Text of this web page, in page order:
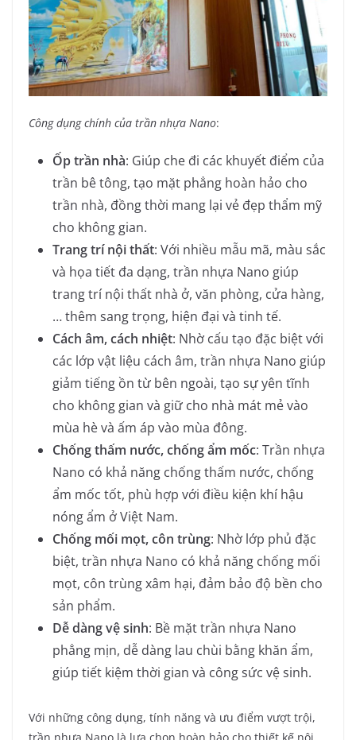
Công dụng chính của trần nhựa Nano:
Ốp trần nhà: Giúp che đi các khuyết điểm của
trần bê tông, tạo mặt phẳng hoàn hảo cho
trần nhà, đồng thời mang lại vẻ đẹp thẩm mỹ
cho không gian.
Trang trí nội thất: Với nhiều mẫu mã, màu sắc
và họa tiết đa dạng, trần nhựa Nano giúp
trang trí nội thất nhà ở, văn phòng, cửa hàng,
… thêm sang trọng, hiện đại và tinh tế.
Cách âm, cách nhiệt: Nhờ cấu tạo đặc biệt với
các lớp vật liệu cách âm, trần nhựa Nano giúp
giảm tiếng ồn từ bên ngoài, tạo sự yên tĩnh
cho không gian và giữ cho nhà mát mẻ vào
mùa hè và ấm áp vào mùa đông.
Chống thấm nước, chống ẩm mốc: Trần nhựa
Nano có khả năng chống thấm nước, chống
ẩm mốc tốt, phù hợp với điều kiện khí hậu
nóng ẩm ở Việt Nam.
Chống mối mọt, côn trùng: Nhờ lớp phủ đặc
biệt, trần nhựa Nano có khả năng chống mối
mọt, côn trùng xâm hại, đảm bảo độ bền cho
sản phẩm.
Dễ dàng vệ sinh: Bề mặt trần nhựa Nano
phẳng mịn, dễ dàng lau chùi bằng khăn ẩm,
giúp tiết kiệm thời gian và công sức vệ sinh.
Với những công dụng, tính năng và ưu điểm vượt trội,